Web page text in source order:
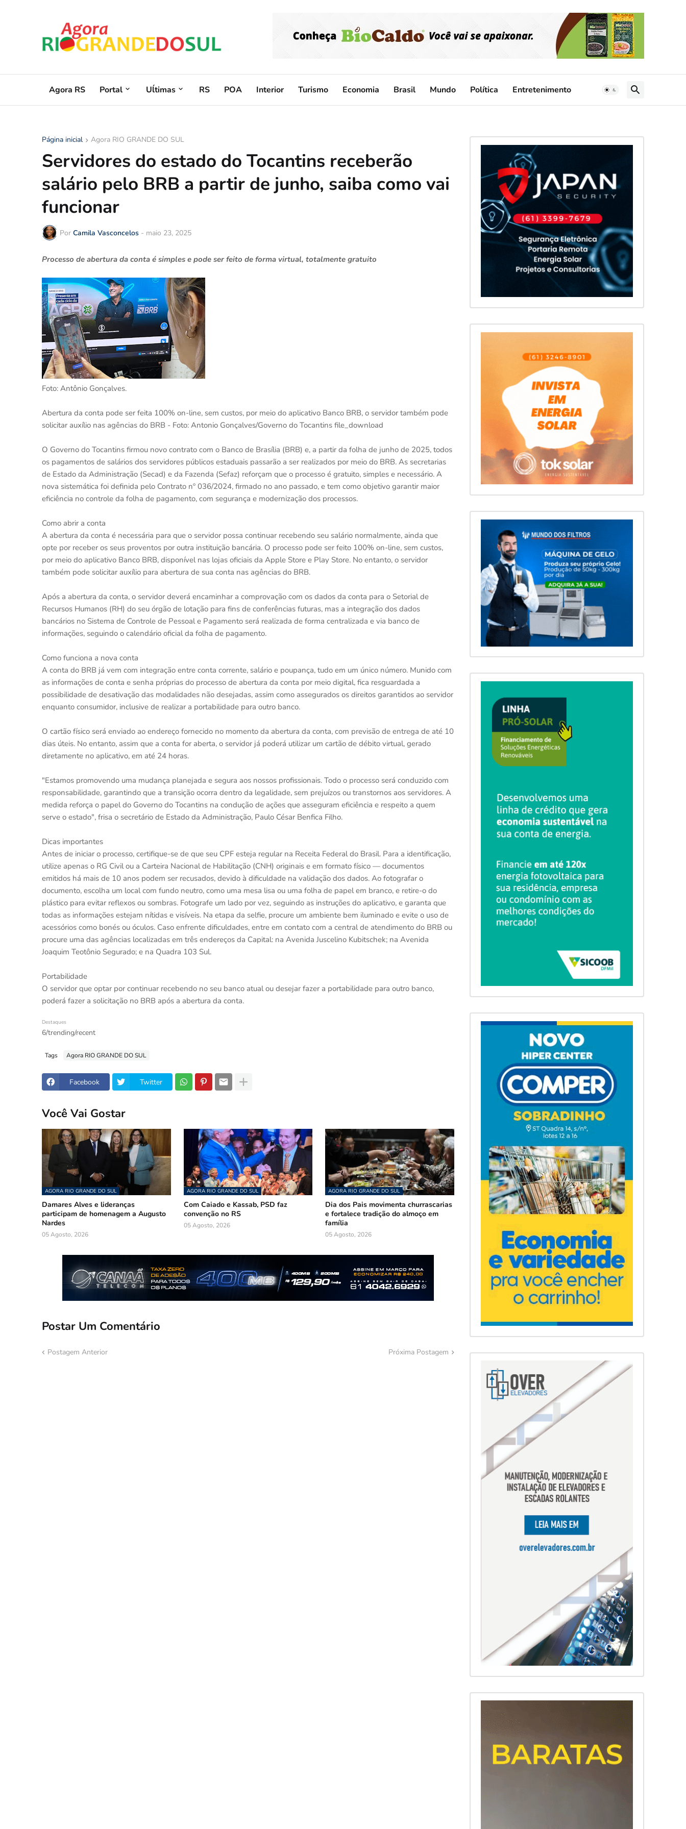
Agora RS Portal Uĺtimas RS POA Interior Turismo Economia Brasil Mundo Política Entretenimento
Página inicial Agora RIO GRANDE DO SUL
Servidores do estado do Tocantins receberão
salário pelo BRB a partir de junho, saiba como vai
funcionar
Por Camila Vasconcelos - maio 23, 2025
Processo de abertura da conta é simples e pode ser feito de forma virtual, totalmente gratuito
Foto: Antônio Gonçalves.
Abertura da conta pode ser feita 100% on-line, sem custos, por meio do aplicativo Banco BRB, o servidor também pode
solicitar auxílio nas agências do BRB - Foto: Antonio Gonçalves/Governo do Tocantins file_download
O Governo do Tocantins firmou novo contrato com o Banco de Brasília (BRB) e, a partir da folha de junho de 2025, todos
os pagamentos de salários dos servidores públicos estaduais passarão a ser realizados por meio do BRB. As secretarias
de Estado da Administração (Secad) e da Fazenda (Sefaz) reforçam que o processo é gratuito, simples e necessário. A
nova sistemática foi definida pelo Contrato nº 036/2024, firmado no ano passado, e tem como objetivo garantir maior
eficiência no controle da folha de pagamento, com segurança e modernização dos processos.
Como abrir a conta
A abertura da conta é necessária para que o servidor possa continuar recebendo seu salário normalmente, ainda que
opte por receber os seus proventos por outra instituição bancária. O processo pode ser feito 100% on-line, sem custos,
por meio do aplicativo Banco BRB, disponível nas lojas oficiais da Apple Store e Play Store. No entanto, o servidor
também pode solicitar auxílio para abertura de sua conta nas agências do BRB.
Após a abertura da conta, o servidor deverá encaminhar a comprovação com os dados da conta para o Setorial de
Recursos Humanos (RH) do seu órgão de lotação para fins de conferências futuras, mas a integração dos dados
bancários no Sistema de Controle de Pessoal e Pagamento será realizada de forma centralizada e via banco de
informações, seguindo o calendário oficial da folha de pagamento.
Como funciona a nova conta
A conta do BRB já vem com integração entre conta corrente, salário e poupança, tudo em um único número. Munido com
as informações de conta e senha próprias do processo de abertura da conta por meio digital, fica resguardada a
possibilidade de desativação das modalidades não desejadas, assim como assegurados os direitos garantidos ao servidor
enquanto consumidor, inclusive de realizar a portabilidade para outro banco.
O cartão físico será enviado ao endereço fornecido no momento da abertura da conta, com previsão de entrega de até 10
dias úteis. No entanto, assim que a conta for aberta, o servidor já poderá utilizar um cartão de débito virtual, gerado
diretamente no aplicativo, em até 24 horas.
"Estamos promovendo uma mudança planejada e segura aos nossos profissionais. Todo o processo será conduzido com
responsabilidade, garantindo que a transição ocorra dentro da legalidade, sem prejuízos ou transtornos aos servidores. A
medida reforça o papel do Governo do Tocantins na condução de ações que asseguram eficiência e respeito a quem
serve o estado", frisa o secretário de Estado da Administração, Paulo César Benfica Filho.
Dicas importantes
Antes de iniciar o processo, certifique-se de que seu CPF esteja regular na Receita Federal do Brasil. Para a identificação,
utilize apenas o RG Civil ou a Carteira Nacional de Habilitação (CNH) originais e em formato físico — documentos
emitidos há mais de 10 anos podem ser recusados, devido à dificuldade na validação dos dados. Ao fotografar o
documento, escolha um local com fundo neutro, como uma mesa lisa ou uma folha de papel em branco, e retire-o do
plástico para evitar reflexos ou sombras. Fotografe um lado por vez, seguindo as instruções do aplicativo, e garanta que
todas as informações estejam nítidas e visíveis. Na etapa da selfie, procure um ambiente bem iluminado e evite o uso de
acessórios como bonés ou óculos. Caso enfrente dificuldades, entre em contato com a central de atendimento do BRB ou
procure uma das agências localizadas em três endereços da Capital: na Avenida Juscelino Kubitschek; na Avenida
Joaquim Teotônio Segurado; e na Quadra 103 Sul.
Portabilidade
O servidor que optar por continuar recebendo no seu banco atual ou desejar fazer a portabilidade para outro banco,
poderá fazer a solicitação no BRB após a abertura da conta.
Destaques
6/trending/recent
Tags Agora RIO GRANDE DO SUL
Facebook Twitter
Você Vai Gostar
AGORA RIO GRANDE DO SUL
Damares Alves e lideranças
participam de homenagem a Augusto
Nardes
05 Agosto, 2026
AGORA RIO GRANDE DO SUL
Com Caiado e Kassab, PSD faz
convenção no RS
05 Agosto, 2026
AGORA RIO GRANDE DO SUL
Dia dos Pais movimenta churrascarias
e fortalece tradição do almoço em
família
05 Agosto, 2026
Postar Um Comentário
Postagem Anterior Próxima Postagem